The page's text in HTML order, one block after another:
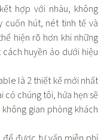
hợp với nhàu, không
cuốn hút, nét tinh tế và
hiện rõ hơn khi những
huyền ảo dưới hiệu
là 2 thiết kế mới nhất
chúng tôi, hứa hẹn sẽ
gian phòng khách